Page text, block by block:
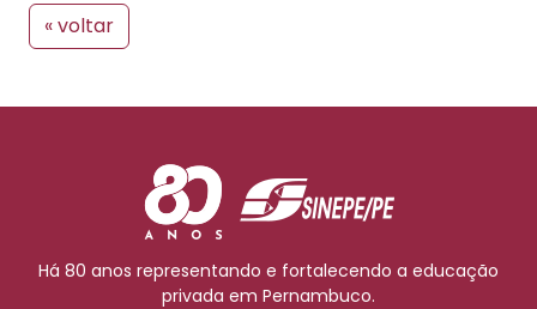
« voltar
Há 80 anos representando e fortalecendo a educação
privada em Pernambuco.